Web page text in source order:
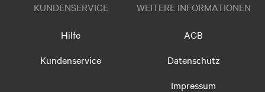
KUNDENSERVICE
Hilfe
Kundenservice
WEITERE INFORMATIONEN
AGB
Datenschutz
Impressum